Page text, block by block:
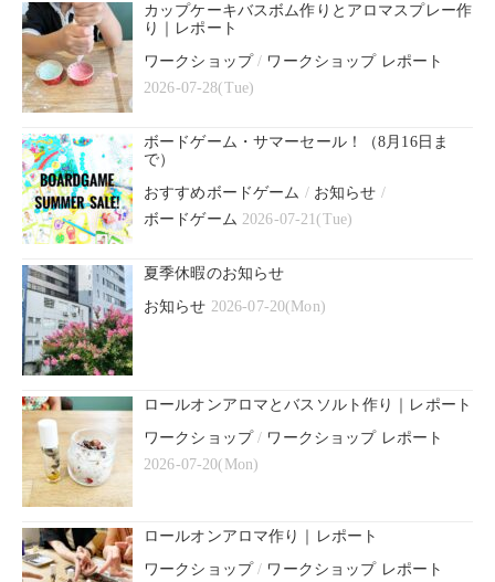
カップケーキバスボム作りとアロマスプレー作
り｜レポート
ワークショップ/ ワークショップ レポート
2026-07-28(Tue)
ボードゲーム・サマーセール！（8月16日ま
で）
おすすめボードゲーム / お知らせ /
ボードゲーム 2026-07-21(Tue)
夏季休暇のお知らせ
お知らせ 2026-07-20(Mon)
ロールオンアロマとバスソルト作り｜レポート
ワークショップ/ ワークショップ レポート
2026-07-20(Mon)
ロールオンアロマ作り｜レポート
ワークショップ/ ワークショップ レポート